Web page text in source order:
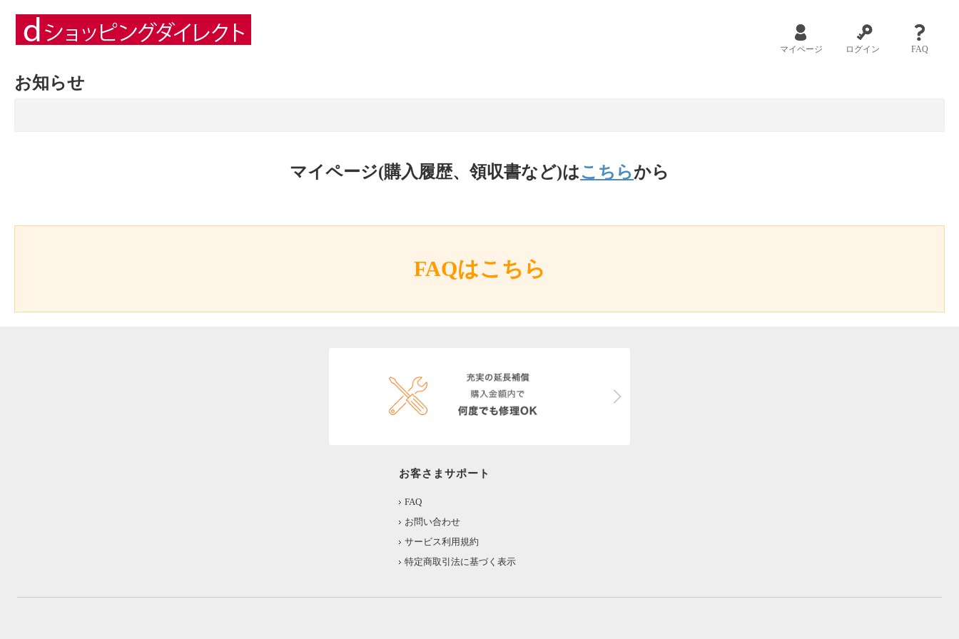
マイページ ログイン FAQ
お知らせ
マイページ(購入履歴、領収書など)はこちらから
FAQはこちら
お客さまサポート
FAQ
お問い合わせ
サービス利用規約
特定商取引法に基づく表示